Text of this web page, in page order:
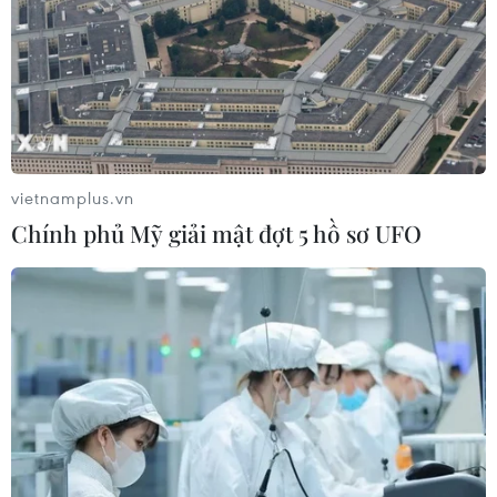
Từ mở rộng số lượng đến nâng cao
chất lượng doanh nghiệp tư nhân ở
Tây Ninh
06/08/2026 04:23
Alphabet cải tổ hàng ngũ lãnh đạo
giữa cuộc đua AGI
06/08/2026 04:22
Techcom Life và cách tiếp cận mới
cho bài toán bảo vệ sức khỏe của
người Việt
06/08/2026 03:40
vietnamplus.vn
Chính phủ Mỹ giải mật đợt 5 hồ sơ UFO